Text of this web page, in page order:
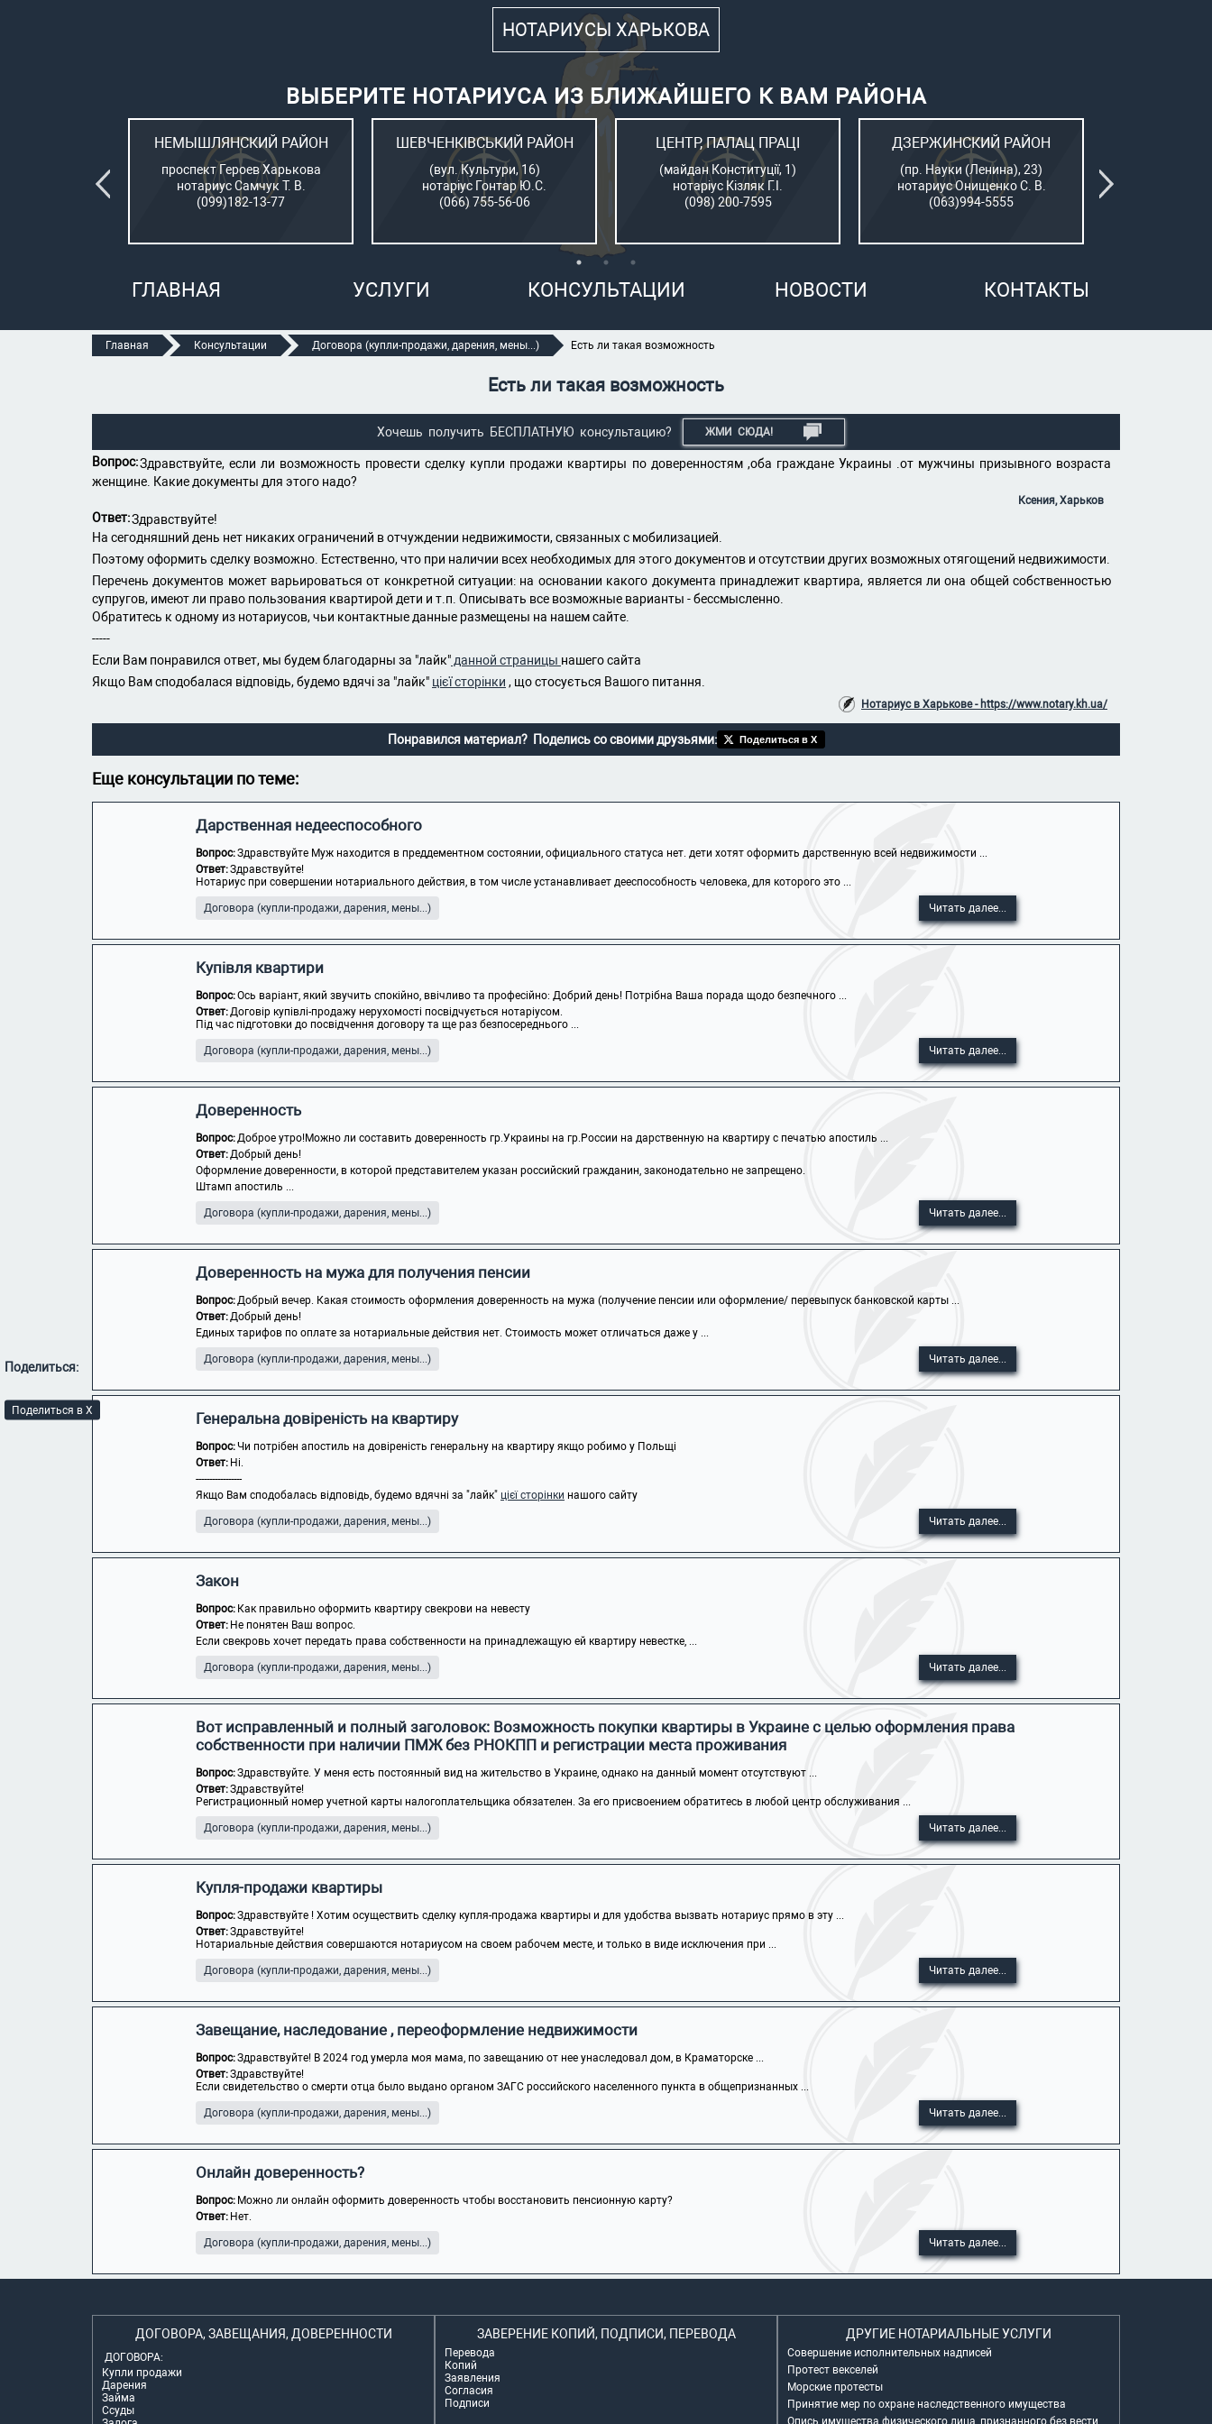
Поделиться:
Поделиться в X
НОТАРИУСЫ ХАРЬКОВА
ВЫБЕРИТЕ НОТАРИУСА ИЗ БЛИЖАЙШЕГО К ВАМ РАЙОНА
НЕМЫШЛЯНСКИЙ РАЙОН
проспект Героев Харькова
нотариус Самчук Т. В.
(099)182-13-77
ШЕВЧЕНКІВСЬКИЙ РАЙОН
(вул. Культури, 16)
нотаріус Гонтар Ю.С.
(066) 755-56-06
ЦЕНТР, ПАЛАЦ ПРАЦІ
(майдан Конституції, 1)
нотаріус Кізляк Г.І.
(098) 200-7595
ДЗЕРЖИНСКИЙ РАЙОН
(пр. Науки (Ленина), 23)
нотариус Онищенко С. В.
(063)994-5555
ГЛАВНАЯ УСЛУГИ КОНСУЛЬТАЦИИ НОВОСТИ КОНТАКТЫ
Главная Консультации Договора (купли-продажи, дарения, мены...) Есть ли такая возможность
Есть ли такая возможность
Хочешь получить БЕСПЛАТНУЮ консультацию? ЖМИ СЮДА!
Вопрос:Здравствуйте, если ли возможность провести сделку купли продажи квартиры по доверенностям ,оба граждане Украины .от мужчины призывного возраста
женщине. Какие документы для этого надо?
Ксения, Харьков
Ответ:Здравствуйте!
На сегодняшний день нет никаких ограничений в отчуждении недвижимости, связанных с мобилизацией.
Поэтому оформить сделку возможно. Естественно, что при наличии всех необходимых для этого документов и отсутствии других возможных отягощений недвижимости.
Перечень документов может варьироваться от конкретной ситуации: на основании какого документа принадлежит квартира, является ли она общей собственностью
супругов, имеют ли право пользования квартирой дети и т.п. Описывать все возможные варианты - бессмысленно.
Обратитесь к одному из нотариусов, чьи контактные данные размещены на нашем сайте.
-----
Если Вам понравился ответ, мы будем благодарны за "лайк" данной страницы нашего сайта
Якщо Вам сподобалася відповідь, будемо вдячі за "лайк" цієї сторінки , що стосується Вашого питання.
Нотариус в Харькове - https://www.notary.kh.ua/
Понравился материал? Поделись со своими друзьями: Поделиться в X
Еще консультации по теме:
Дарственная недееспособного
Вопрос:Здравствуйте Муж находится в преддементном состоянии, официального статуса нет. дети хотят оформить дарственную всей недвижимости ...
Ответ:Здравствуйте!
Нотариус при совершении нотариального действия, в том числе устанавливает дееспособность человека, для которого это ...
Договора (купли-продажи, дарения, мены...) Читать далее...
Купівля квартири
Вопрос:Ось варіант, який звучить спокійно, ввічливо та професійно: Добрий день! Потрібна Ваша порада щодо безпечного ...
Ответ:Договір купівлі-продажу нерухомості посвідчується нотаріусом.
Під час підготовки до посвідчення договору та ще раз безпосереднього ...
Договора (купли-продажи, дарения, мены...) Читать далее...
Доверенность
Вопрос:Доброе утро!Можно ли составить доверенность гр.Украины на гр.России на дарственную на квартиру с печатью апостиль ...
Ответ:Добрый день!
Оформление доверенности, в которой представителем указан российский гражданин, законодательно не запрещено.
Штамп апостиль ...
Договора (купли-продажи, дарения, мены...) Читать далее...
Доверенность на мужа для получения пенсии
Вопрос:Добрый вечер. Какая стоимость оформления доверенность на мужа (получение пенсии или оформление/ перевыпуск банковской карты ...
Ответ:Добрый день!
Единых тарифов по оплате за нотариальные действия нет. Стоимость может отличаться даже у ...
Договора (купли-продажи, дарения, мены...) Читать далее...
Генеральна довіреність на квартиру
Вопрос:Чи потрібен апостиль на довіреність генеральну на квартиру якщо робимо у Польщі
Ответ: Ні.
-----------------
Якщо Вам сподобалась відповідь, будемо вдячні за "лайк" цієї сторінки нашого сайту
Договора (купли-продажи, дарения, мены...) Читать далее...
Закон
Вопрос: Как правильно оформить квартиру свекрови на невесту
Ответ: Не понятен Ваш вопрос.
Если свекровь хочет передать права собственности на принадлежащую ей квартиру невестке, ...
Договора (купли-продажи, дарения, мены...) Читать далее...
Вот исправленный и полный заголовок: Возможность покупки квартиры в Украине с целью оформления права
собственности при наличии ПМЖ без РНОКПП и регистрации места проживания
Вопрос:Здравствуйте. У меня есть постоянный вид на жительство в Украине, однако на данный момент отсутствуют ...
Ответ:Здравствуйте!
Регистрационный номер учетной карты налогоплательщика обязателен. За его присвоением обратитесь в любой центр обслуживания ...
Договора (купли-продажи, дарения, мены...) Читать далее...
Купля-продажи квартиры
Вопрос:Здравствуйте ! Хотим осуществить сделку купля-продажа квартиры и для удобства вызвать нотариус прямо в эту ...
Ответ:Здравствуйте!
Нотариальные действия совершаются нотариусом на своем рабочем месте, и только в виде исключения при ...
Договора (купли-продажи, дарения, мены...) Читать далее...
Завещание, наследование , переоформление недвижимости
Вопрос:Здравствуйте! В 2024 год умерла моя мама, по завещанию от нее унаследовал дом, в Краматорске ...
Ответ:Здравствуйте!
Если свидетельство о смерти отца было выдано органом ЗАГС российского населенного пункта в общепризнанных ...
Договора (купли-продажи, дарения, мены...) Читать далее...
Онлайн доверенность?
Вопрос: Можно ли онлайн оформить доверенность чтобы восстановить пенсионную карту?
Ответ: Нет.
Договора (купли-продажи, дарения, мены...) Читать далее...
ДОГОВОРА, ЗАВЕЩАНИЯ, ДОВЕРЕННОСТИ
ДОГОВОРА:
Купли продажи
Дарения
Займа
Ссуды
ЗАВЕРЕНИЕ КОПИЙ, ПОДПИСИ, ПЕРЕВОДА
Перевода
Копий
Заявления
Согласия
Подписи
ДРУГИЕ НОТАРИАЛЬНЫЕ УСЛУГИ
Совершение исполнительных надписей
Протест векселей
Морские протесты
Принятие мер по охране наследственного имущества
Опись имущества физического лица, признанного без вести